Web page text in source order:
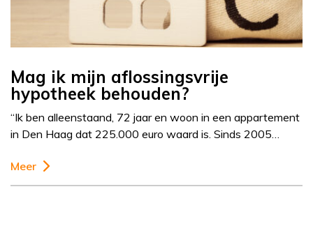
Mag ik mijn aflossingsvrije
hypotheek behouden?
“Ik ben alleenstaand, 72 jaar en woon in een appartement
in Den Haag dat 225.000 euro waard is. Sinds 2005…
Meer